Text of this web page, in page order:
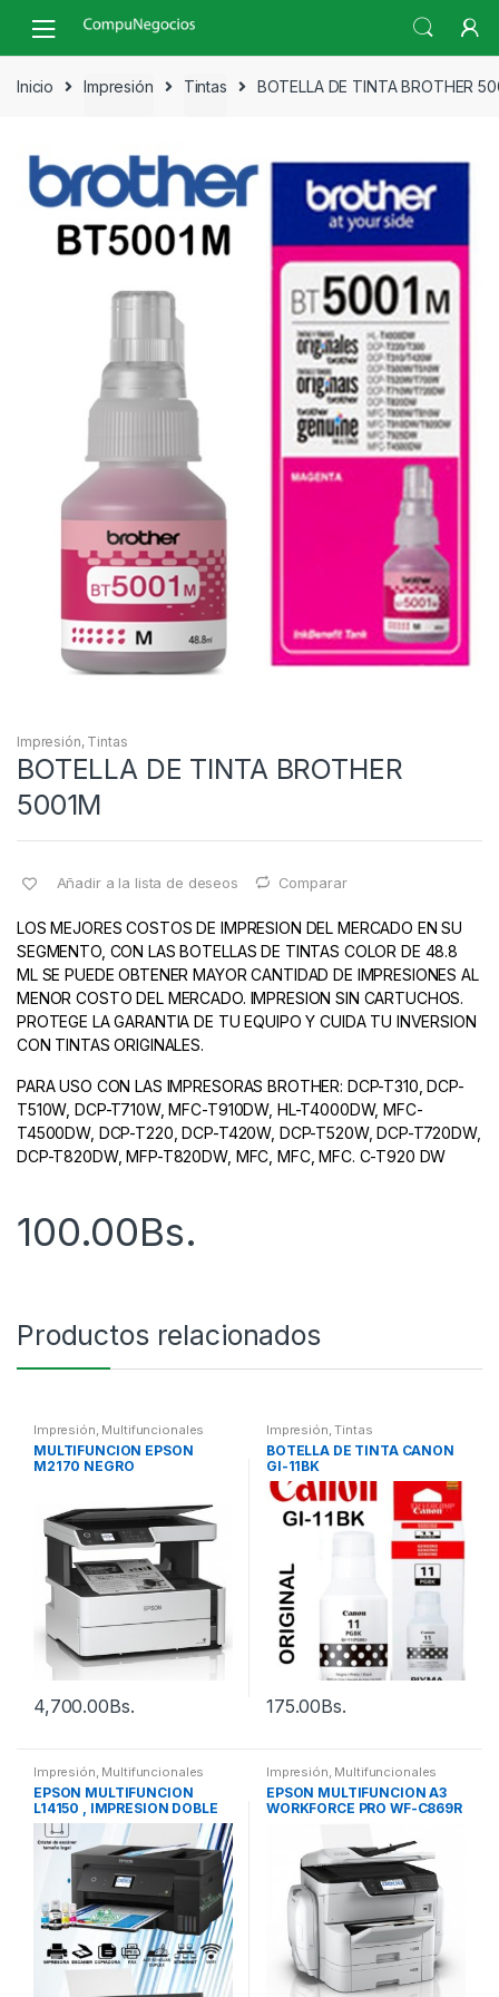
navigation
content
Inicio
Impresión Tintas BOTELLA DE TINTA BROTHER
Impresión, Tintas
BOTELLA DE TINTA BROTHER
5001M
Añadir a la lista de deseos Comparar
LOS MEJORES COSTOS DE IMPRESION DEL MERCADO EN SU
SEGMENTO, CON LAS BOTELLAS DE TINTAS COLOR DE 48.8
ML SE PUEDE OBTENER MAYOR CANTIDAD DE IMPRESIONES AL
MENOR COSTO DEL MERCADO. IMPRESION SIN CARTUCHOS.
PROTEGE LA GARANTIA DE TU EQUIPO Y CUIDA TU INVERSION
CON TINTAS ORIGINALES.
PARA USO CON LAS IMPRESORAS BROTHER: DCP-T310, DCP-
T510W, DCP-T710W, MFC-T910DW, HL-T4000DW, MFC-
T4500DW, DCP-T220, DCP-T420W, DCP-T520W, DCP-T720DW,
DCP-T820DW, MFP-T820DW, MFC, MFC, MFC. C-T920 DW
100.00Bs.
Productos relacionados
Impresión, Multifuncionales
MULTIFUNCION EPSON
M2170 NEGRO
4,700.00Bs.
Impresión,Tintas
BOTELLA DE TINTA CANON
GI-11BK
175.00Bs.
Impresión, Multifuncionales
EPSON MULTIFUNCION
L14150 , IMPRESION DOBLE
CARTA (A3)
Impresión, Multifuncionales
EPSON MULTIFUNCION A3
WORKFORCE PRO WF-C869R